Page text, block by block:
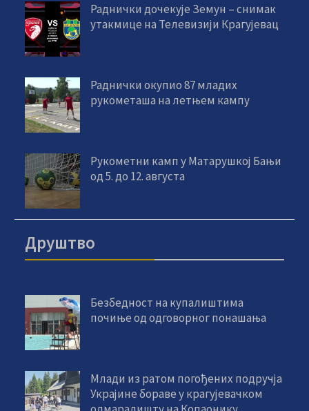
Раднички дочекује Земун – снимак
утакмице на Телевизији Крагујевац
Раднички окупио 87 младих
рукометаша на летњем кампу
Рукометни камп у Матарушкој Бањи
од 5. до 12. августа
Друштво
Безбедност на купалиштима
почиње од одговорног понашања
Млади из ратом погођених подручја
Украјине бораве у крагујевачком